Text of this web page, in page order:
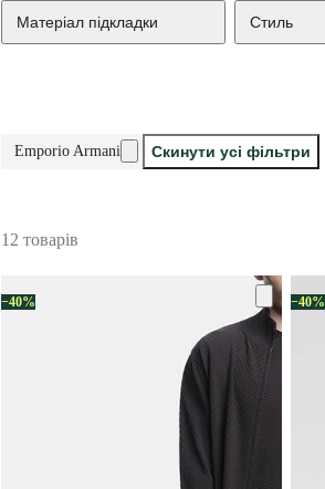
Матеріал підкладки Стиль
Emporio Armani Скинути усі фільтри
12 товарів
−40% −40%